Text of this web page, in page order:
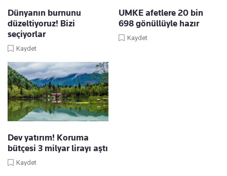
Dünyanın burnunu
düzeltiyoruz! Bizi
seçiyorlar
Kaydet
UMKE afetlere 20 bin
698 gönüllüyle hazır
Kaydet
Dev yatırım! Koruma
bütçesi 3 milyar lirayı aştı
Kaydet